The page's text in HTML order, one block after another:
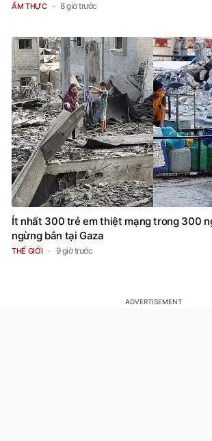
ẨM THỰC 8 giờ trước
Ít nhất 300 trẻ em thiệt mạng trong 300
ngừng bắn tại Gaza
THẾ GIỚI 9 giờ trước